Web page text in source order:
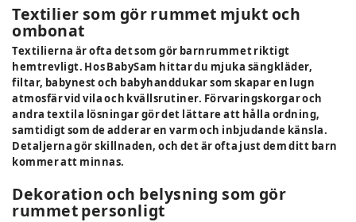
Textilier som gör rummet mjukt och
ombonat
Textilierna är ofta det som gör barnrummet riktigt
hemtrevligt. Hos BabySam hittar du mjuka sängkläder,
filtar, babynest och babyhanddukar som skapar en lugn
atmosfär vid vila och kvällsrutiner. Förvaringskorgar och
andra textila lösningar gör det lättare att hålla ordning,
samtidigt som de adderar en varm och inbjudande känsla.
Detaljerna gör skillnaden, och det är ofta just dem ditt barn
kommer att minnas.
Dekoration och belysning som gör
rummet personligt